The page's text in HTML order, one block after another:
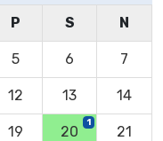
P S N
5 6 7
12 13 14
19 20
1
21